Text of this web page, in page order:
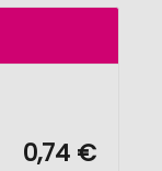
0,74 €